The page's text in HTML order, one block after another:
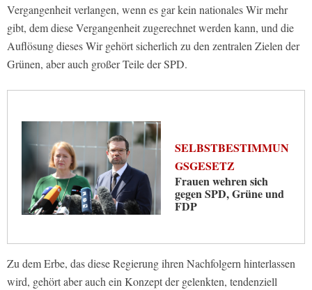
Vergangenheit verlangen, wenn es gar kein nationales Wir mehr
gibt, dem diese Vergangenheit zugerechnet werden kann, und die
Auflösung dieses Wir gehört sicherlich zu den zentralen Zielen der
Grünen, aber auch großer Teile der SPD.
SELBSTBESTIMMUN
GSGESETZ
Frauen wehren sich
gegen SPD, Grüne und
FDP
Zu dem Erbe, das diese Regierung ihren Nachfolgern hinterlassen
wird, gehört aber auch ein Konzept der gelenkten, tendenziell